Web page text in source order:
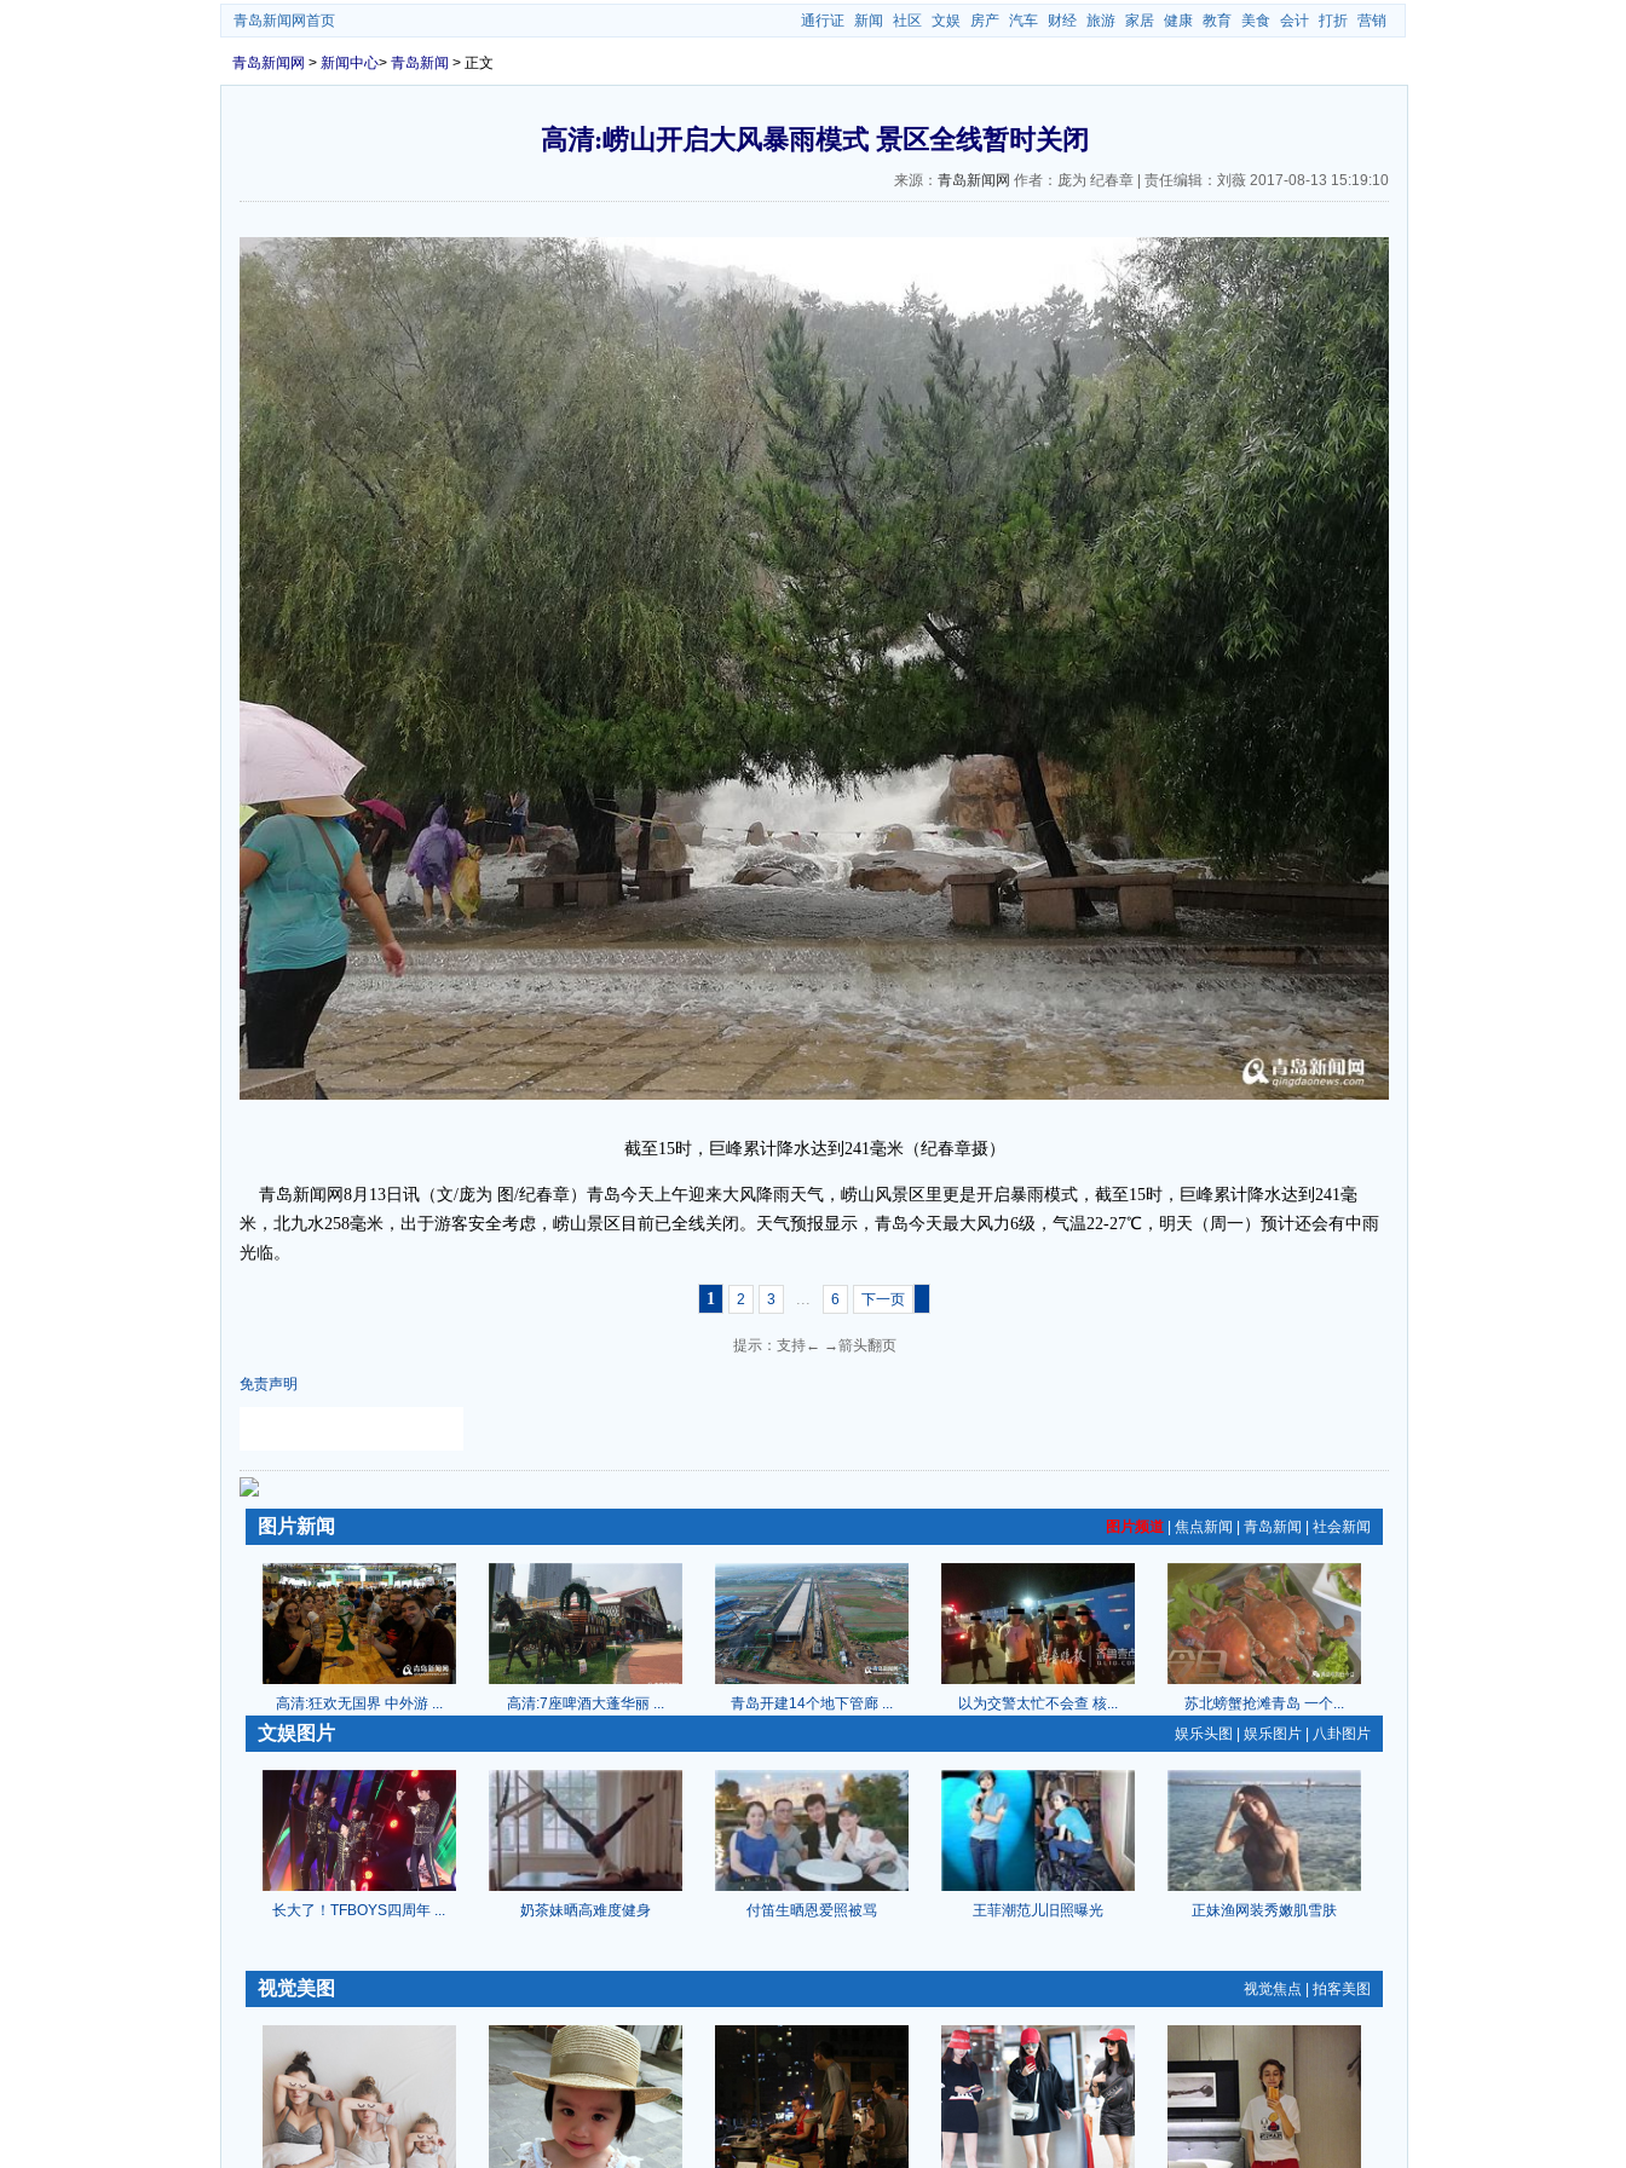
青岛新闻网首页 通行证 新闻 社区 文娱 房产 汽车 财经 旅游 家居 健康 教育 美食 会计 打折 营销
青岛新闻网 > 新闻中心> 青岛新闻 > 正文
高清:崂山开启大风暴雨模式 景区全线暂时关闭
来源： 青岛新闻网 作者：庞为 纪春章 责任编辑：刘薇 2017-08-13 15:19:10
截至15时，巨峰累计降水达到241毫米（纪春章摄）
青岛新闻网8月13日讯（文/庞为 图/纪春章）青岛今天上午迎来大风降雨天气，崂山风景区里更是开启暴雨模式，截至15时，巨峰累计降水达到241毫
米，北九水258毫米，出于游客安全考虑，崂山景区目前已全线关闭。天气预报显示，青岛今天最大风力6级，气温22-27℃，明天（周一）预计还会有中雨
光临。
1 2 3 6 下一页
提示：支持← →箭头翻页
免责声明
-
-
图片频道 | 焦点新闻 | 青岛新闻 | 社会新闻
图片新闻
高清:狂欢无国界 中外游 ... 高清:7座啤酒大蓬华丽 ... 青岛开建14个地下管廊 ... 以为交警太忙不会查 核...
苏北螃蟹抢滩青岛 一个...
娱乐头图 | 娱乐图片 | 八卦图片
文娱图片
长大了！TFBOYS四周年 ... 奶茶妹晒高难度健身 付笛生晒恩爱照被骂 王菲潮范儿旧照曝光 正妹渔网装秀嫩肌雪肤
视觉焦点 | 拍客美图
视觉美图